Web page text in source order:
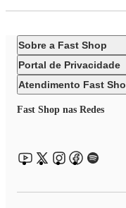
Sobre a Fast Shop
Portal de Privacidade
Atendimento Fast
Fast Shop nas Redes